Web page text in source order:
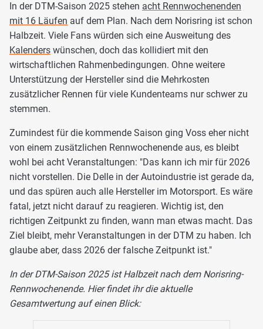
In der DTM-Saison 2025 stehen acht Rennwochenenden
mit 16 Läufen auf dem Plan. Nach dem Norisring ist schon
Halbzeit. Viele Fans würden sich eine Ausweitung des
Kalenders wünschen, doch das kollidiert mit den
wirtschaftlichen Rahmenbedingungen. Ohne weitere
Unterstützung der Hersteller sind die Mehrkosten
zusätzlicher Rennen für viele Kundenteams nur schwer zu
stemmen.
Zumindest für die kommende Saison ging Voss eher nicht
von einem zusätzlichen Rennwochenende aus, es bleibt
wohl bei acht Veranstaltungen: "Das kann ich mir für 2026
nicht vorstellen. Die Delle in der Autoindustrie ist gerade da,
und das spüren auch alle Hersteller im Motorsport. Es wäre
fatal, jetzt nicht darauf zu reagieren. Wichtig ist, den
richtigen Zeitpunkt zu finden, wann man etwas macht. Das
Ziel bleibt, mehr Veranstaltungen in der DTM zu haben. Ich
glaube aber, dass 2026 der falsche Zeitpunkt ist."
In der DTM-Saison 2025 ist Halbzeit nach dem Norisring-
Rennwochenende. Hier findet ihr die aktuelle
Gesamtwertung auf einen Blick: